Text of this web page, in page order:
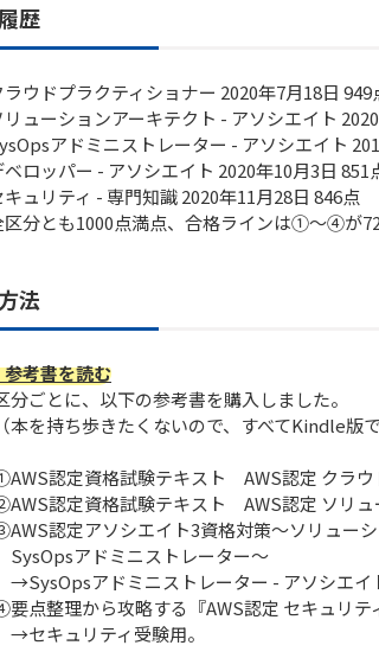
歴
ウドプラクティショナー 2020年7月18日 949
ューションアーキテクト - アソシエイト
アドミニストレーター - アソシエイト
ロッパー - アソシエイト 2020年10月3日 851
ュリティ - 専門知識 2020年11月28日 846点
分とも1000点満点、合格ラインは①～④が
法
参考書を読む
分ごとに、以下の参考書を購入しました。
（本を持ち歩きたくないので、すべてKindle版で
認定資格試験テキスト AWS認定 クラウ
認定資格試験テキスト AWS認定 ソリュ
認定アソシエイト3資格対策～ソリューシ
SysOpsアドミニストレーター～
→SysOpsアドミニストレーター - アソシエイ
点整理から攻略する『AWS認定 セキュリテ
→セキュリティ受験用。